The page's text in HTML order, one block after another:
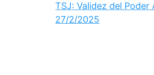
TSJ: Validez del
27/2/2025